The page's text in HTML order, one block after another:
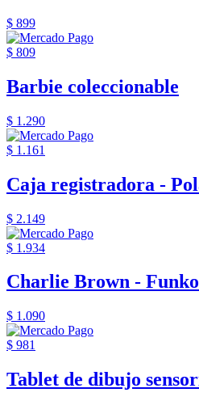
$ 899
$ 809
Barbie coleccionable
$ 1.290
$ 1.161
Caja registradora -
$ 2.149
$ 1.934
Charlie Brown -
$ 1.090
$ 981
Tablet de dibujo